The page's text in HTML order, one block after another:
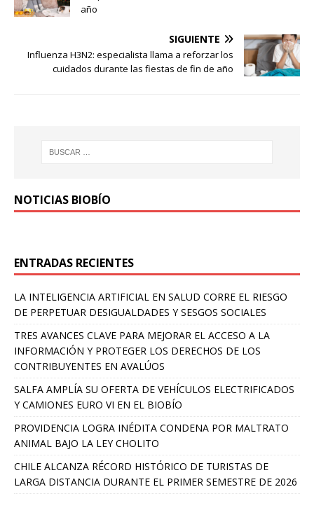
año
SIGUIENTE
Influenza H3N2: especialista llama a reforzar los
cuidados durante las fiestas de fin de año
NOTICIAS BIOBÍO
ENTRADAS RECIENTES
LA INTELIGENCIA ARTIFICIAL EN SALUD CORRE EL RIESGO
DE PERPETUAR DESIGUALDADES Y SESGOS SOCIALES
TRES AVANCES CLAVE PARA MEJORAR EL ACCESO A LA
INFORMACIÓN Y PROTEGER LOS DERECHOS DE LOS
CONTRIBUYENTES EN AVALÚOS
SALFA AMPLÍA SU OFERTA DE VEHÍCULOS ELECTRIFICADOS
Y CAMIONES EURO VI EN EL BIOBÍO
PROVIDENCIA LOGRA INÉDITA CONDENA POR MALTRATO
ANIMAL BAJO LA LEY CHOLITO
CHILE ALCANZA RÉCORD HISTÓRICO DE TURISTAS DE
LARGA DISTANCIA DURANTE EL PRIMER SEMESTRE DE 2026